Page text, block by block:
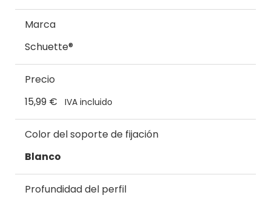
Marca
Schuette®
Precio
15,99 € IVA incluido
Color del soporte de fijación
Blanco
Profundidad del perfil